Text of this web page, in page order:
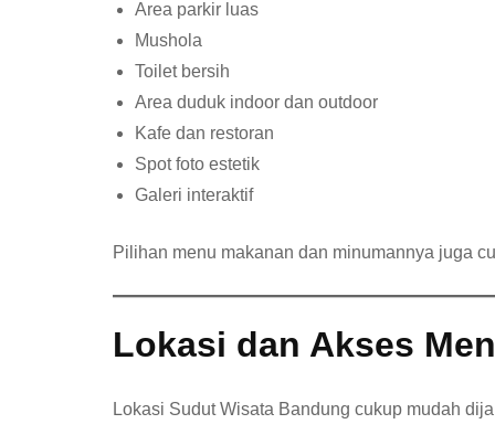
Area parkir luas
Mushola
Toilet bersih
Area duduk indoor dan outdoor
Kafe dan restoran
Spot foto estetik
Galeri interaktif
Pilihan menu makanan dan minumannya juga
Lokasi dan Akses
Lokasi Sudut Wisata Bandung cukup mudah